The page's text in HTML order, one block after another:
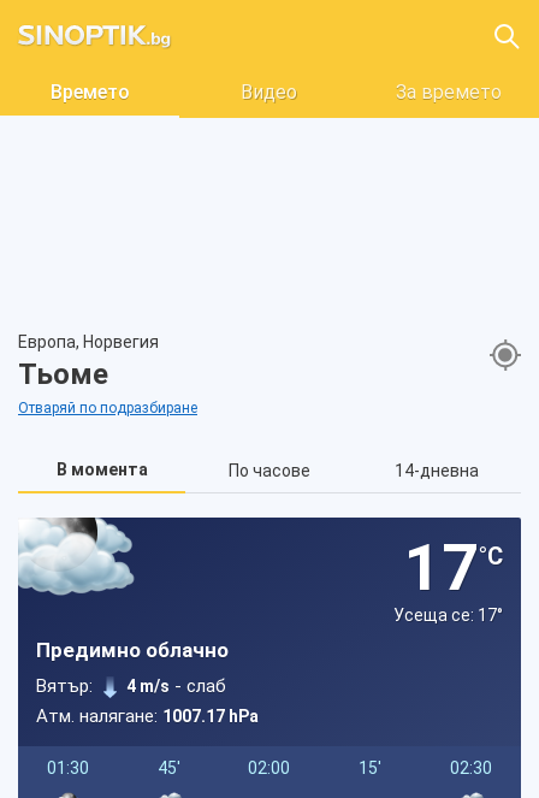
Времето Видео За времето
Европа, Норвегия
Тьоме
Отваряй по подразбиране
В момента По часове 14-дневна
17°C
Усеща се: 17°
Предимно облачно
Вятър: 4 m/s - слаб
Атм. налягане: 1007.17 hPa
01:30 45' 02:00 15' 02:30